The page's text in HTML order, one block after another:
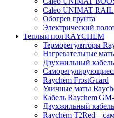
Caleo UNIMAT RAIL
Обогрев грунта
Электрический
Теплый пол RAYCHEM
Терморегуляторы
Нагревательные
Двухжильный
Raychem FrostGuard
Уличные маты
Кабель Raychem
Двухжильный
Raychem T2Red –